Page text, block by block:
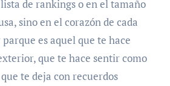
de rankings o en el tamaño
sino en el corazón de cada
es aquel que te hace
que te hace sentir como
te deja con recuerdos